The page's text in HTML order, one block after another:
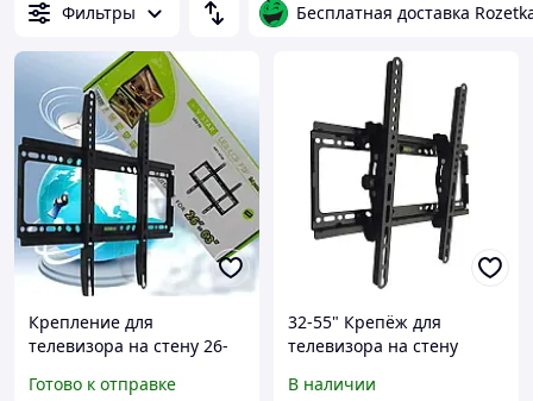
Фильтры Бесплатная доставка
Крепление для
телевизора на стену 26-
Держатель для ТВ GS227
Готово к отправке
32-55" Крепёж для
телевизора на стену
Кронштейны наклонные
В наличии